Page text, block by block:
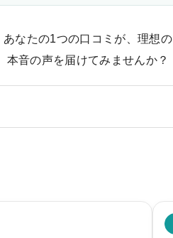
なたの1つの口コミが、理想の
音の声を届けてみませんか？